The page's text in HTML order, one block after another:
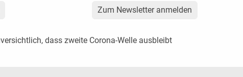
Zum Newsletter anmelden
dass zweite Corona-Welle ausbleibt